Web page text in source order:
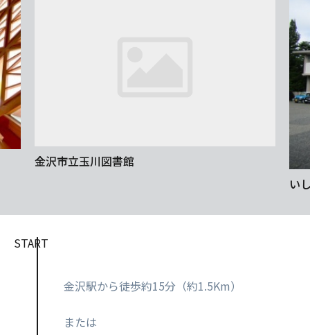
金沢市立玉川図書館
い
START
金沢駅から徒歩約15分（約1.5Km）
または